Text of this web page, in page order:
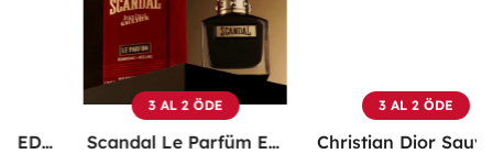
3 AL 2 ÖDE
Scandal Le Parfüm EDP 100 ML Erkek Parfüm -
3 AL 2 ÖDE
Christian Dior Sauvage EDP 100 ML Erkek Parfüm - CDDS